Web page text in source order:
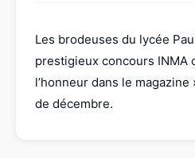
Les brodeuses du lycée
prestigieux concours INMA
l’honneur dans le
de décembre.